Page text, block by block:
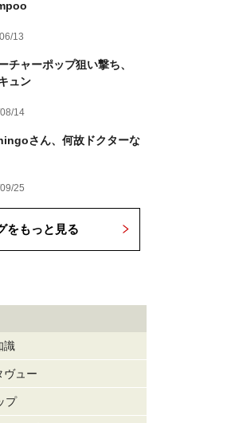
13
チャーポップ狙い撃ち、
ュン
14
さん、何故ドクターな
25
をもっと見る
識
ヴュー
プ